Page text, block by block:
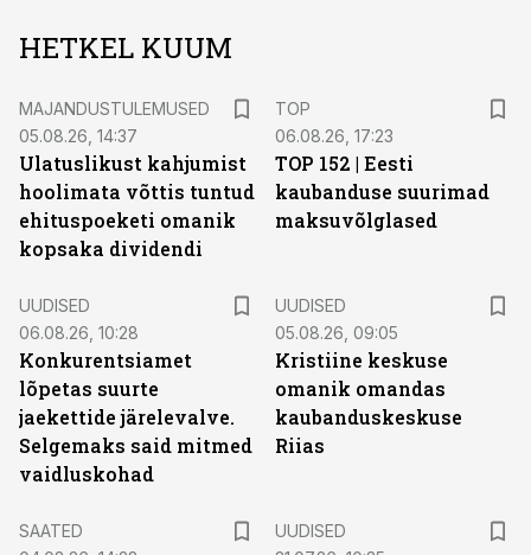
HETKEL KUUM
MAJANDUSTULEMUSED
05.08.26, 14:37
Ulatuslikust kahjumist
hoolimata võttis tuntud
ehituspoeketi omanik
kopsaka dividendi
TOP
06.08.26, 17:23
TOP 152 | Eesti
kaubanduse suurimad
maksuvõlglased
UUDISED
06.08.26, 10:28
Konkurentsiamet
lõpetas suurte
jaekettide järelevalve.
Selgemaks said mitmed
vaidluskohad
UUDISED
05.08.26, 09:05
Kristiine keskuse
omanik omandas
kaubanduskeskuse
Riias
SAATED
UUDISED